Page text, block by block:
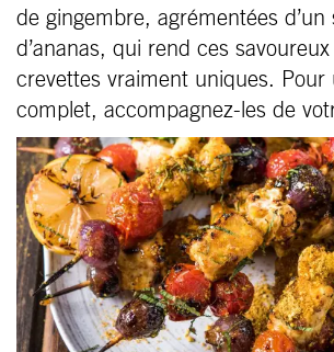
de gingembre, agrémentées d’un
d’ananas, qui rend ces
crevettes vraiment uniques. Pour
complet, accompagnez-les de